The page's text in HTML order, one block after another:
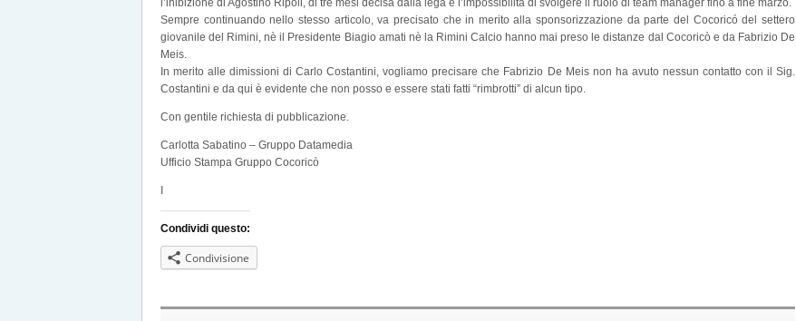
Sempre continuando nello stesso articolo, va precisato che in merito alla sponsorizzazione da parte del Cocoricó del settero
giovanile del Rimini, nè il Presidente Biagio amati nè la Rimini Calcio hanno mai preso le distanze dal Cocoricò e da Fabrizio De
Meis.
In merito alle dimissioni di Carlo Costantini, vogliamo precisare che Fabrizio De Meis non ha avuto nessun contatto con il Sig.
Costantini e da qui è evidente che non posso e essere stati fatti “rimbrotti” di alcun tipo.
Con gentile richiesta di pubblicazione.
Carlotta Sabatino – Gruppo Datamedia
Ufficio Stampa Gruppo Cocoricò
I
Condividi questo:
Condivisione